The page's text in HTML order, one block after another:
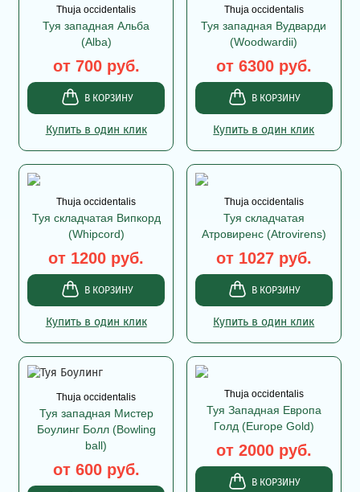
Thuja occidentalis
Туя западная Альба
(Alba)
от 700 руб.
В КОРЗИНУ
Купить в один клик
Thuja occidentalis
Туя западная Вудварди
(Woodwardii)
от 6300 руб.
В КОРЗИНУ
Купить в один клик
Thuja occidentalis
Туя складчатая Випкорд
(Whipcord)
от 1200 руб.
В КОРЗИНУ
Купить в один клик
Thuja occidentalis
Туя складчатая
Атровиренс (Atrovirens)
от 1027 руб.
В КОРЗИНУ
Купить в один клик
Thuja occidentalis
Туя западная Мистер
Боулинг Болл (Bowling
ball)
от 600 руб.
Thuja occidentalis
Туя Западная Европа
Голд (Europe Gold)
от 2000 руб.
В КОРЗИНУ